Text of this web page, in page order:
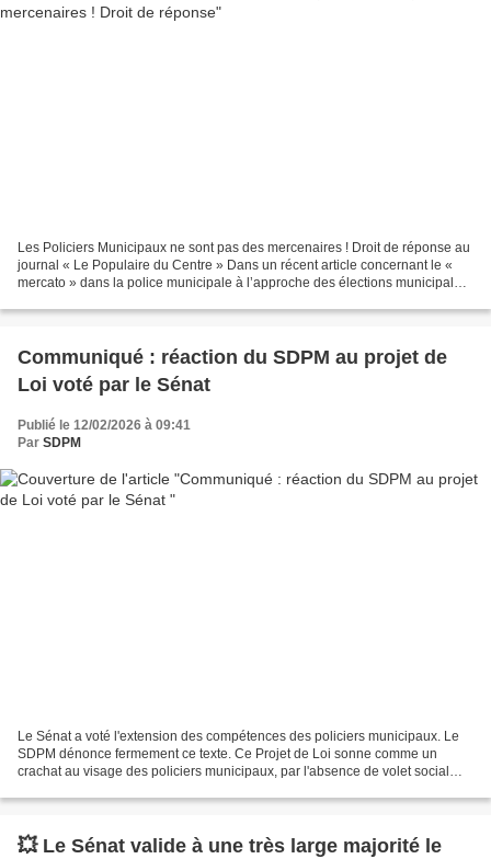
Les Policiers Municipaux ne sont pas des mercenaires ! Droit de réponse au
journal « Le Populaire du Centre » Dans un récent article concernant le «
mercato » dans la police municipale à l’approche des élections municipales,
Communiqué : réaction du SDPM au projet de
Loi voté par le Sénat
Publié le 12/02/2026 à 09:41
Par SDPM
Le Sénat a voté l'extension des compétences des policiers municipaux. Le
SDPM dénonce fermement ce texte. Ce Projet de Loi sonne comme un
crachat au visage des policiers municipaux, par l'absence de volet social
💥 Le Sénat valide à une très large majorité le